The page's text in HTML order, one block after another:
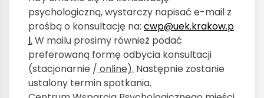
psychologiczną, wystarczy napisać e-mail z
prośbą o konsultację na: cwp@uek.krakow.p
l. W mailu prosimy również podać
preferowaną formę odbycia konsultacji
(stacjonarnie / online). Następnie zostanie
ustalony termin spotkania.